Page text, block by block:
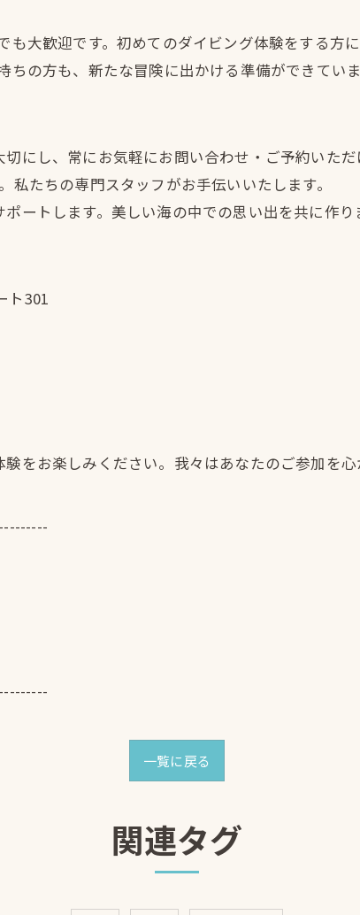
大歓迎です。初めてのダイビング体験をする方
の方も、新たな冒険に出かける準備ができていま
にし、常にお気軽にお問い合わせ・ご予約いた
たちの専門スタッフがお手伝いいたします。
ートします。美しい海の中での思い出を共に作り
ト301
をお楽しみください。我々はあなたのご参加を
一覧に戻る
関連タグ